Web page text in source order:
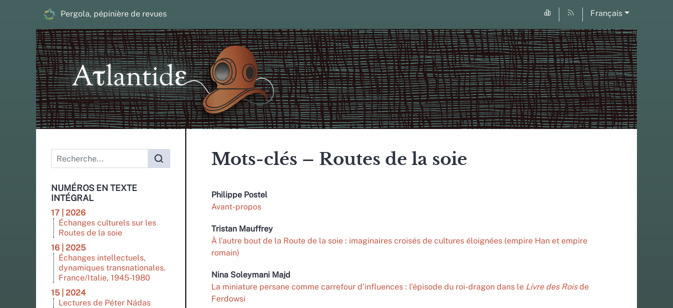
Pergola, pépinière de revues Français
Menu principal
NUMÉROS EN TEXTE
INTÉGRAL
17 | 2026
Échanges culturels sur les
Routes de la soie
16 | 2025
Échanges intellectuels,
dynamiques transnationales.
France/Italie, 1945-1980
15 | 2024
Lectures de Péter Nádas
Mots-clés – Routes de la soie
Philippe Postel
Avant-propos
Tristan Mauffrey
À l’autre bout de la Route de la soie : imaginaires croisés de cultures éloignées (empire Han et empire
romain)
Nina Soleymani Majd
La miniature persane comme carrefour d’influences : l’épisode du roi-dragon dans le Livre des Roisde
Ferdowsi